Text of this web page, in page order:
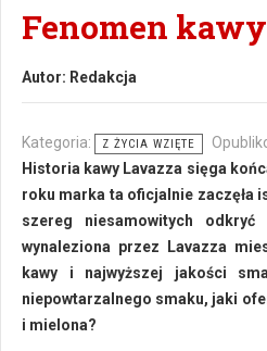
Fenomen
Autor: Redakcja
Kategoria: Z ŻYCIA WZIĘTE
Historia kawy Lavazza sięga
roku marka ta oficjalnie zaczęła
szereg niesamowitych odkryć
wynaleziona przez Lavazza
kawy i najwyższej jakości
niepowtarzalnego smaku, jaki
i mielona?